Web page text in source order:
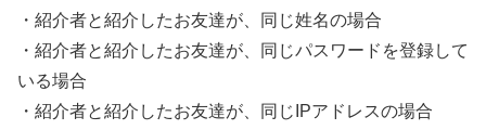
・紹介者と紹介したお友達が、同じ姓名の場合
・紹介者と紹介したお友達が、同じパスワードを登録して
いる場合
・紹介者と紹介したお友達が、同じIPアドレスの場合